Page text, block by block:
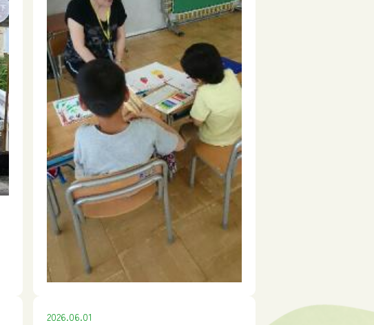
2026.06.01